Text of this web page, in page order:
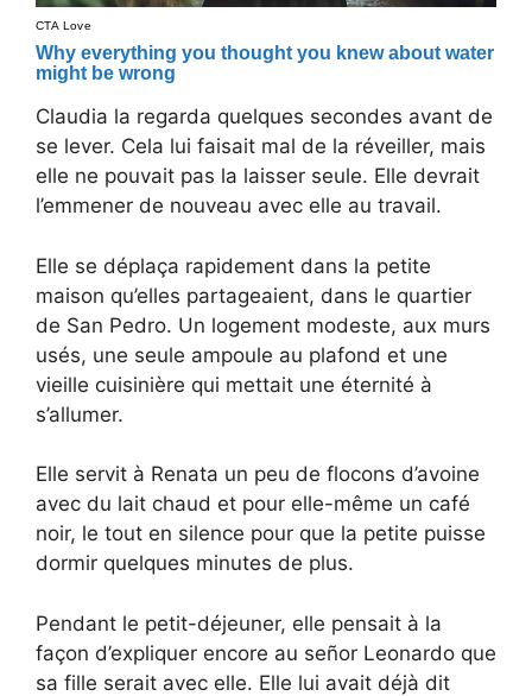
Claudia la regarda quelques secondes avant de
se lever. Cela lui faisait mal de la réveiller, mais
elle ne pouvait pas la laisser seule. Elle devrait
l’emmener de nouveau avec elle au travail.
Elle se déplaça rapidement dans la petite
maison qu’elles partageaient, dans le quartier
de San Pedro. Un logement modeste, aux murs
usés, une seule ampoule au plafond et une
vieille cuisinière qui mettait une éternité à
s’allumer.
Elle servit à Renata un peu de flocons d’avoine
avec du lait chaud et pour elle-même un café
noir, le tout en silence pour que la petite puisse
dormir quelques minutes de plus.
Pendant le petit-déjeuner, elle pensait à la
façon d’expliquer encore au señor Leonardo que
sa fille serait avec elle. Elle lui avait déjà dit